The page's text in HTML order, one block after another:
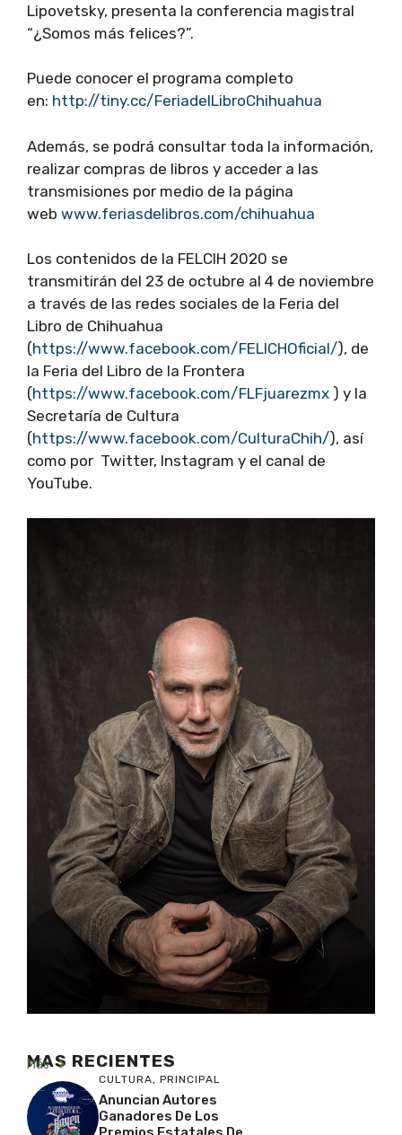
Lipovetsky, presenta la conferencia magistral
“¿Somos más felices?”.
Puede conocer el programa completo
en: http://tiny.cc/FeriadelLibroChihuahua
Además, se podrá consultar toda la información,
realizar compras de libros y acceder a las
transmisiones por medio de la página
web www.feriasdelibros.com/chihuahua
Los contenidos de la FELCIH 2020 se
transmitirán del 23 de octubre al 4 de noviembre
a través de las redes sociales de la Feria del
Libro de Chihuahua
(https://www.facebook.com/FELICHOficial/), de
la Feria del Libro de la Frontera
(https://www.facebook.com/FLFjuarezmx ) y la
Secretaría de Cultura
(https://www.facebook.com/CulturaChih/), así
como por Twitter, Instagram y el canal de
YouTube.
MAS RECIENTES
Más
CULTURA, PRINCIPAL
Anuncian Autores
Ganadores De Los